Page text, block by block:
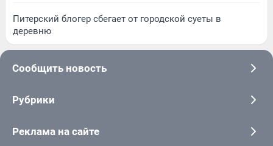
Питерский блогер сбегает от городской суеты в
деревню
Сообщить новость
Рубрики
Реклама на сайте